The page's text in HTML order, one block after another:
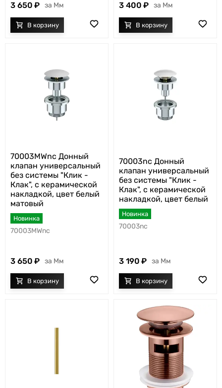
3 650 Мм 3 400 Мм
70003MWnc Донный
клапан универсальный
без системы "Клик -
Клак", с керамической
накладкой, цвет белый
матовый
Новинка
70003MWnc
3 650 Мм
70003nc Донный
клапан универсальный
без системы "Клик -
Клак", с керамической
накладкой, цвет белый
Новинка
70003nc
3 190 Мм